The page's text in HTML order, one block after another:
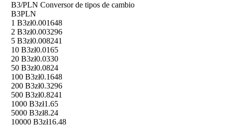
B3/PLN Conversor de tipos de cambio
B3PLN
1 B3zł0.001648
2 B3zł0.003296
5 B3zł0.008241
10 B3zł0.0165
20 B3zł0.0330
50 B3zł0.0824
100 B3zł0.1648
200 B3zł0.3296
500 B3zł0.8241
1000 B3zł1.65
5000 B3zł8.24
10000 B3zł16.48